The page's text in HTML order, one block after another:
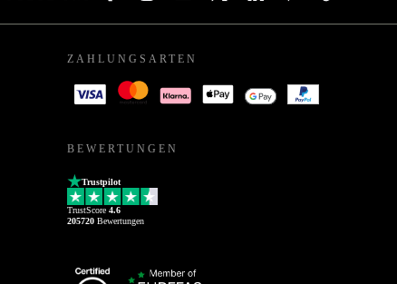
ZAHLUNGSARTEN
BEWERTUNGEN
Trustpilot
TrustScore 4.6
205720 Bewertungen